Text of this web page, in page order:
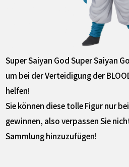
Super Saiyan God Super Saiyan
um bei der Verteidigung der
helfen!
Sie können diese tolle Figur nur
gewinnen, also verpassen Sie
Sammlung hinzuzufügen!